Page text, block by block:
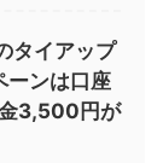
タイアップ
ーンは口座
3,500円が